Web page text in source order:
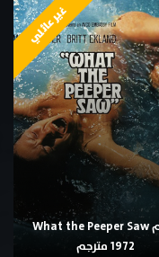
غير عائلي
فيلم What the Peeper Saw
1972 مترجم